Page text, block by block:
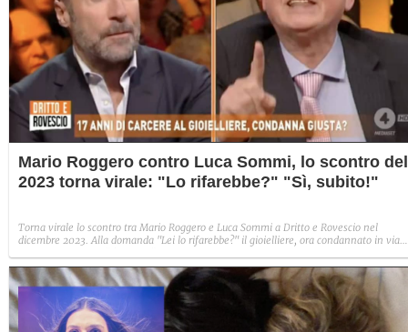
Mario Roggero contro Luca Sommi, lo scontro del
2023 torna virale: "Lo rifarebbe?" "Sì, subito!"
Torna virale lo scontro tra Mario Roggero e Luca Sommi a Dritto e Rovescio nel
dicembre 2023. Alla domanda "Lei lo rifarebbe?" il gioielliere, ora condannato in via